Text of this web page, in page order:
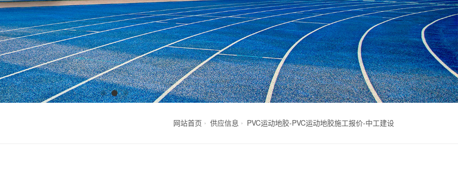
网站首页 供应信息 PVC运动地胶-PVC运动地胶施工报价-中工建设